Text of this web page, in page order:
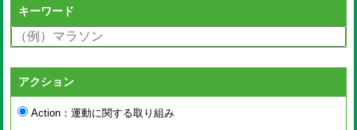
キーワード
アクション
Action：運動に関する取り組み